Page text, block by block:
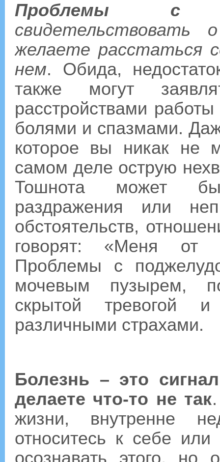
Проблемы с
желаете расстаться
нем. Обида,
также могут
расстройствами
болями и спазмами.
которое вы никак не
самом деле острую
Тошнота может
раздражения или
обстоятельств,
говорят: «Меня от
Проблемы с
мочевым пузырем,
скрытой тревогой
различными страхами.
Болезнь – это
делаете что-то не так
жизни, внутренне
относитесь к себе